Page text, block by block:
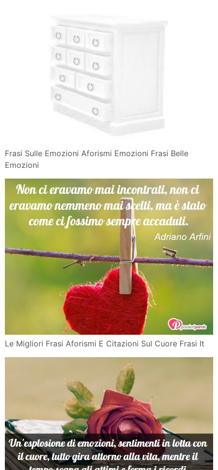
Frasi Sulle Emozioni Aforismi Emozioni Frasi Belle
Emozioni
Le Migliori Frasi Aforismi E Citazioni Sul Cuore Frasi It